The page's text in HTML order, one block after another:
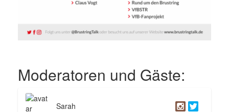
Moderatoren und Gäste:
Sarah